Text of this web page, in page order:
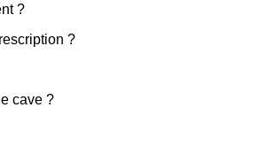
?
?
cave ?